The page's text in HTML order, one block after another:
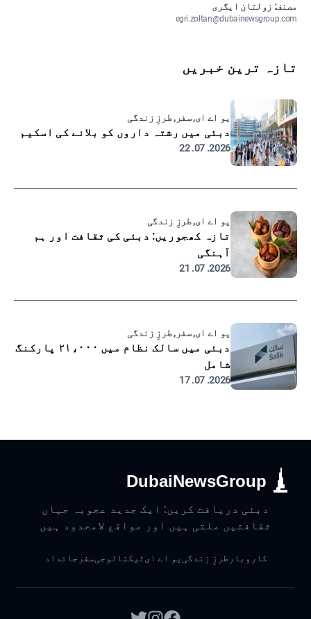
مصنف: زولتان ایگری
egri.zoltan@dubainewsgroup.com
تازہ ترین خبریں
یو اے ای, سفر, طرزِ زندگی
دبئی میں رشتہ داروں کو بلانے کی اسکیم
2026. 07. 22
یو اے ای, طرزِ زندگی
تازہ کھجوریں: دبئی کی ثقافت اور ہم
آہنگی
2026. 07. 21
یو اے ای, سفر, طرزِ زندگی
دبئی میں سالک نظام میں ۲۱،۰۰۰ پارکنگ
شامل
2026. 07. 17
DubaiNewsGroup
دبئی دریافت کریں: ایک جدید عجوبہ جہاں
ثقافتیں ملتی ہیں اور مواقع لامحدود ہیں
کاروبار طرزِ زندگی یو اے ایٹیکنالوجیسفر جائداد